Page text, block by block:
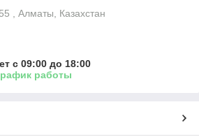
, Алматы, Казахстан
с 09:00 до 18:00
работы